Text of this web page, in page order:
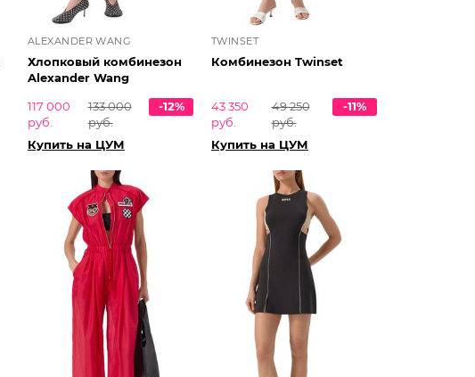
ALEXANDER WANG
Хлопковый комбинезон
Alexander Wang
117 000
руб.
133 000
руб.
-12%
Купить на ЦУМ
TWINSET
Комбинезон Twinset
43 350
руб.
49 250
руб.
-11%
Купить на ЦУМ